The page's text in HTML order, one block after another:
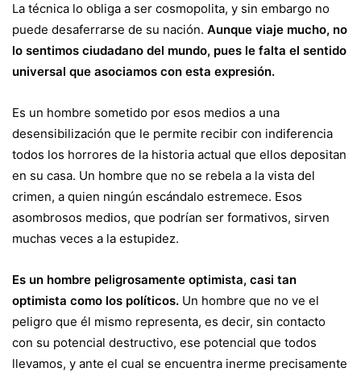
La técnica lo obliga a ser cosmopolita, y sin embargo no
puede desaferrarse de su nación. Aunque viaje mucho, no
lo sentimos ciudadano del mundo, pues le falta el sentido
universal que asociamos con esta expresión.
Es un hombre sometido por esos medios a una
desensibilización que le permite recibir con indiferencia
todos los horrores de la historia actual que ellos depositan
en su casa. Un hombre que no se rebela a la vista del
crimen, a quien ningún escándalo estremece. Esos
asombrosos medios, que podrían ser formativos, sirven
muchas veces a la estupidez.
Es un hombre peligrosamente optimista, casi tan
optimista como los políticos. Un hombre que no ve el
peligro que él mismo representa, es decir, sin contacto
con su potencial destructivo, ese potencial que todos
llevamos, y ante el cual se encuentra inerme precisamente